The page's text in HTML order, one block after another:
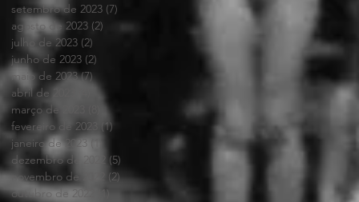
setembro de 2023 (7)
agosto de 2023 (2) 2 posts
julho de 2023 (2)
junho de 2023 (2)
maio de 2023 (7)7 posts
abril de 2023
4 posts
março de 2023
8 posts
fevereiro de 2023
(1)
janeiro de 2023
dezembro de 2022
(5)
novembro de 2022
(2)2 posts
outubro de 2022